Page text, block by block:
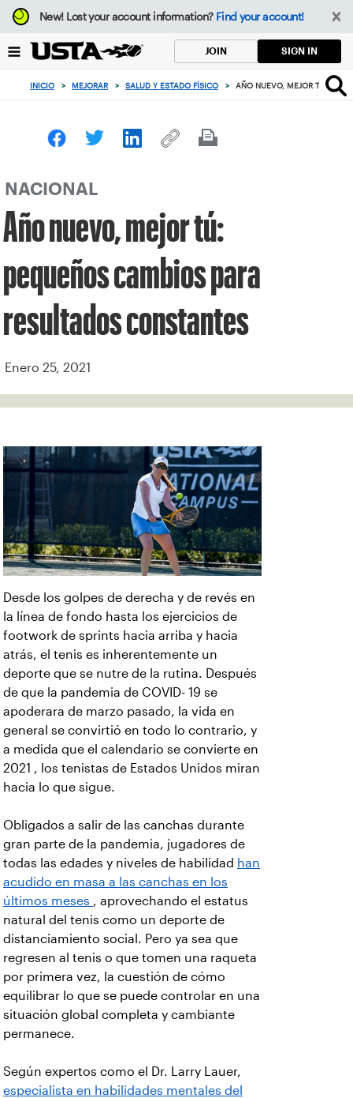
Enfoque
desde
botón
volver
principio
New!Lost your account information? Find your account!
JOIN SIGN IN
INICIO > MEJORAR > SALUD Y ESTADO FÍSICO > AÑO NUEVO, MEJOR TÚ:
NACIONAL
Año nuevo, mejor tú:
pequeños cambios para
resultados constantes
Enero 25, 2021
Desde los golpes de derecha y de revés en
la línea de fondo hasta los ejercicios de
footwork de sprints hacia arriba y hacia
atrás, el tenis es inherentemente un
deporte que se nutre de la rutina. Después
de que la pandemia de COVID- 19 se
apoderara de marzo pasado, la vida en
general se convirtió en todo lo contrario, y
a medida que el calendario se convierte en
2021 , los tenistas de Estados Unidos miran
hacia lo que sigue.
Obligados a salir de las canchas durante
gran parte de la pandemia, jugadores de
todas las edades y niveles de habilidad han
acudido en masa a las canchas en los
últimos meses , aprovechando el estatus
natural del tenis como un deporte de
distanciamiento social. Pero ya sea que
regresen al tenis o que tomen una raqueta
por primera vez, la cuestión de cómo
equilibrar lo que se puede controlar en una
situación global completa y cambiante
permanece.
Según expertos como el Dr. Larry Lauer,
especialista en habilidades mentales del